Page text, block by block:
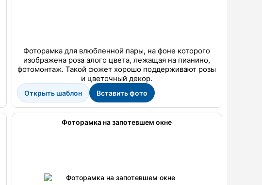
Фоторамка для влюбленной пары, на фоне которого
изображена роза алого цвета, лежащая на пианино,
фотомонтаж. Такой сюжет хорошо поддерживают розы
и цветочный декор.
Открыть шаблон Вставить фото
Фоторамка на запотевшем окне